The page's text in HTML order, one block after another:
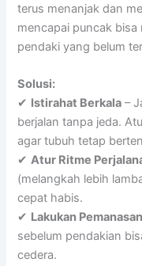
terus menanjak dan
mencapai puncak
pendaki yang belum
Solusi:
✔ Istirahat Berkala –
berjalan tanpa jeda.
agar tubuh tetap
✔Atur Ritme
(melangkah lebih
cepat habis.
✔ Lakukan
sebelum pendakian
cedera.